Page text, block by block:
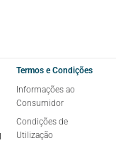
Termos e Condições
Informações ao
Consumidor
Condições de
Utilização